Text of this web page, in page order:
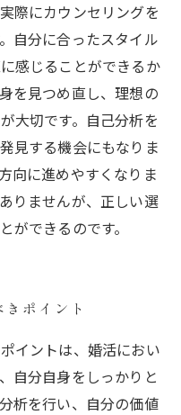
際にカウンセリングを
自分に合ったスタイル
感じることができるか
を見つめ直し、理想の
大切です。自己分析を
見する機会にもなりま
向に進めやすくなりま
りませんが、正しい選
ができるのです。
ポイント
イントは、婚活におい
自分自身をしっかりと
析を行い、自分の価値